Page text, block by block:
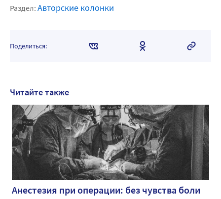
Раздел: Авторские колонки
Поделиться:
Читайте также
Анестезия при операции: без чувства боли